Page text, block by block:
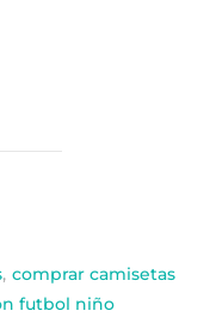
, comprar camisetas
futbol niño